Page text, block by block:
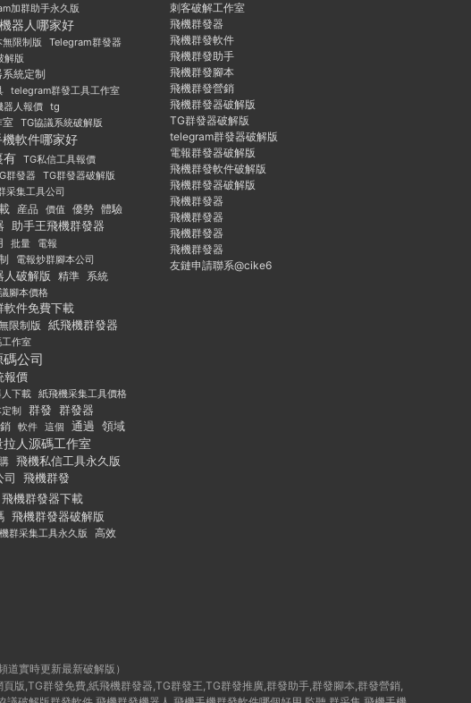
加群助手永久版
器人哪家好
限制版
Telegram群發器
解版
統定制
telegram群發工具工作室
人報價 tg
室 TG協議系統破解版
軟件哪家好
有 TG私信工具報價
群發器
TG群發器破解版
采集工具公司
産品 價值 優勢 體驗
助手王飛機群發器
批量 電報
電報炒群腳本公司
人破解版 精準
系統
腳本價格
軟件免費下載
限制版 紙飛機群發器
作室
公司
報價
下載 紙飛機采集工具價格
制
群發 群發器
軟件 這個 通過 領域
拉人源碼工作室
飛機私信工具永久版
司
飛機群發
飛機群發器下載
飛機群發器破解版
群采集工具永久版 高效
刺客破解工作室
飛機群發器
飛機群發軟件
飛機群發助手
飛機群發腳本
飛機群發營銷
飛機群發器破解版
TG群發器破解版
telegram群發器破解版
電報群發器破解版
飛機群發軟件破解版
飛機群發器破解版
飛機群發器
飛機群發器
飛機群發器
飛機群發器
友鏈申請聯系@cike6
頻道實時更新最新破解版）
版,TG群發免費,紙飛機群發器,TG群發王,TG群發推廣,群發助手,群發腳本,群發營銷,